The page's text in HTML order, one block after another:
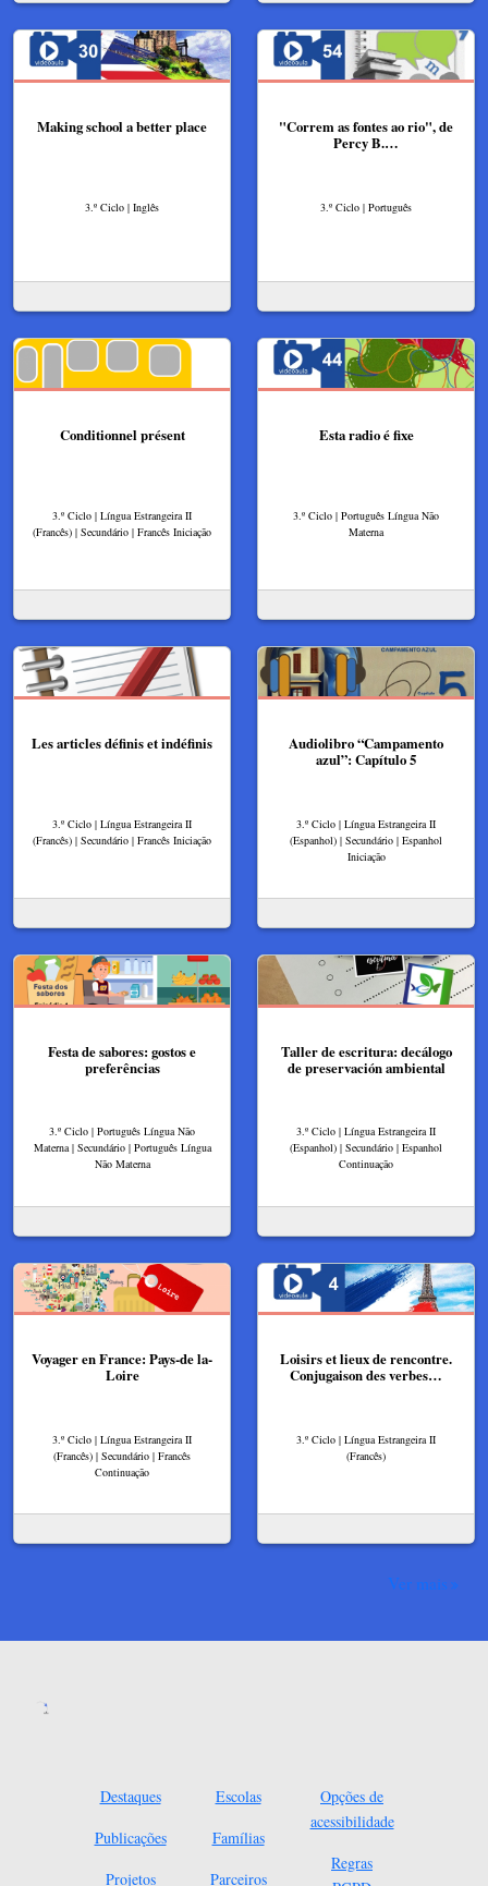
Making school a better place
3.º Ciclo | Inglês
"Correm as fontes ao rio", de
Percy B.…
3.º Ciclo | Português
Conditionnel présent
3.º Ciclo | Língua Estrangeira II
(Francês) | Secundário | Francês Iniciação
Esta radio é fixe
3.º Ciclo | Português Língua Não
Materna
Les articles définis et indéfinis
3.º Ciclo | Língua Estrangeira II
(Francês) | Secundário | Francês Iniciação
Audiolibro “Campamento
azul”: Capítulo 5
3.º Ciclo | Língua Estrangeira II
(Espanhol) | Secundário | Espanhol
Iniciação
Festa de sabores: gostos e
preferências
3.º Ciclo | Português Língua Não
Materna | Secundário | Português Língua
Não Materna
Taller de escritura: decálogo
de preservación ambiental
3.º Ciclo | Língua Estrangeira II
(Espanhol) | Secundário | Espanhol
Continuação
Voyager en France: Pays-de la-
Loire
3.º Ciclo | Língua Estrangeira II
(Francês) | Secundário | Francês
Continuação
Loisirs et lieux de rencontre.
Conjugaison des verbes…
3.º Ciclo | Língua Estrangeira II
(Francês)
Ver mais
Destaques
Publicações
Projetos
Escolas
Famílias
Parceiros
Opções de
acessibilidade
Regras